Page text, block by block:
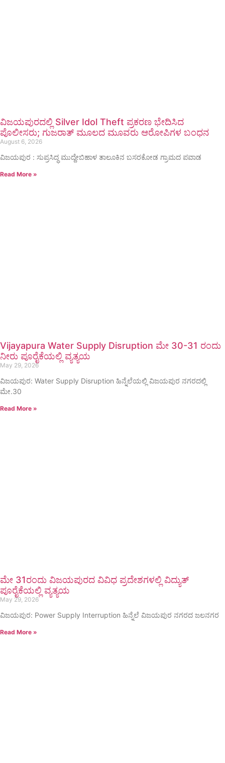
ವಿಜಯಪುರದಲ್ಲಿ Silver Idol Theft ಪ್ರಕರಣ ಭೇದಿಸಿದ
ಪೊಲೀಸರು; ಗುಜರಾತ್ ಮೂಲದ ಮೂವರು ಆರೋಪಿಗಳ ಬಂಧನ
August 6, 2026
ವಿಜಯಪುರ : ಸುಪ್ರಸಿದ್ಧ ಮುದ್ದೇಬಿಹಾಳ ತಾಲೂಕಿನ ಬಸರಕೋಡ ಗ್ರಾಮದ ಪವಾಡ
Read More »
Vijayapura Water Supply Disruption ಮೇ 30-31 ರಂದು
ನೀರು ಪೂರೈಕೆಯಲ್ಲಿ ವ್ಯತ್ಯಯ
May 29, 2026
ವಿಜಯಪುರ: Water Supply Disruption ಹಿನ್ನೆಲೆಯಲ್ಲಿ ವಿಜಯಪುರ ನಗರದಲ್ಲಿ
ಮೇ.30
Read More »
ಮೇ 31ರಂದು ವಿಜಯಪುರದ ವಿವಿಧ ಪ್ರದೇಶಗಳಲ್ಲಿ ವಿದ್ಯುತ್
ಪೂರೈಕೆಯಲ್ಲಿ ವ್ಯತ್ಯಯ
May 29, 2026
ವಿಜಯಪುರ: Power Supply Interruption ಹಿನ್ನೆಲೆ ವಿಜಯಪುರ ನಗರದ ಜಲನಗರ
Read More »